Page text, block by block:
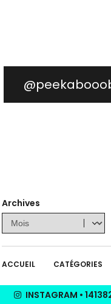
Archives
ACCUEIL CATÉGORIES
INSTAGRAM •